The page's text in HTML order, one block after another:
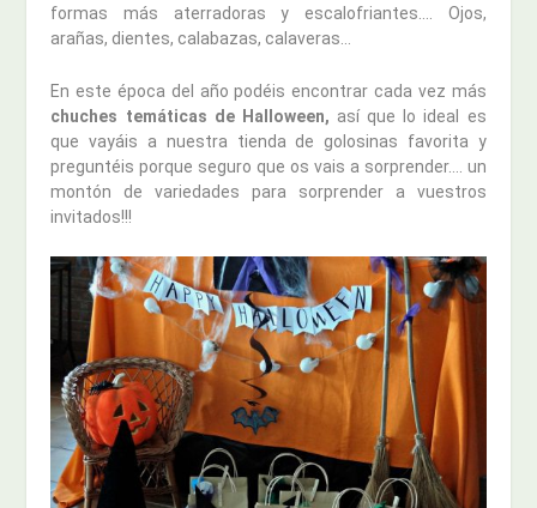
formas más aterradoras y escalofriantes…. Ojos,
arañas, dientes, calabazas, calaveras…
En este época del año podéis encontrar cada vez más
chuches temáticas de Halloween, así que lo ideal es
que vayáis a nuestra tienda de golosinas favorita y
preguntéis porque seguro que os vais a sorprender…. un
montón de variedades para sorprender a vuestros
invitados!!!